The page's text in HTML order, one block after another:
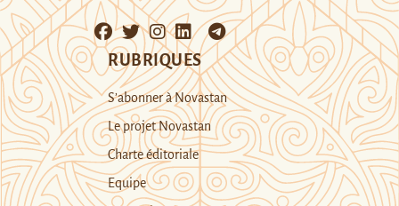
RUBRIQUES
S’abonner à Novastan
Le projet Novastan
Charte éditoriale
Equipe